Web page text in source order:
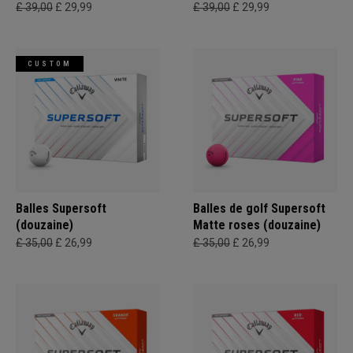
£ 39,00 £ 29,99 £ 39,00 £ 29,99
CUSTOM
Balles Supersoft
(douzaine)
£ 35,00 £ 26,99
Balles de golf Supersoft
Matte roses (douzaine)
£ 35,00 £ 26,99